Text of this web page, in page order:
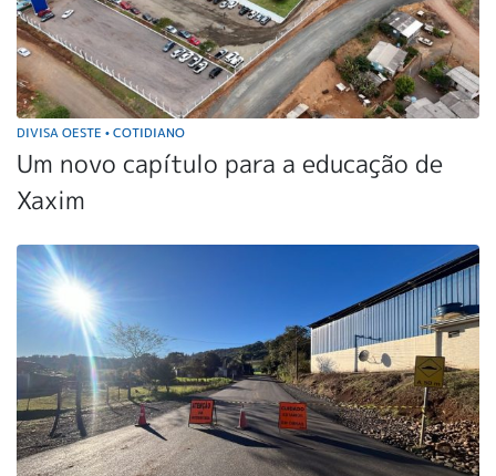
DIVISA OESTE • COTIDIANO
Um novo capítulo para a educação de
Xaxim